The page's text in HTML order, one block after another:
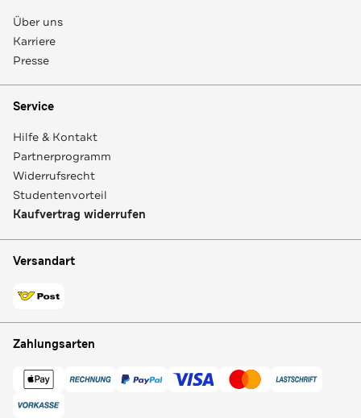
Über uns
Karriere
Presse
Service
Hilfe & Kontakt
Partnerprogramm
Widerrufsrecht
Studentenvorteil
Kaufvertrag widerrufen
Versandart
Zahlungsarten